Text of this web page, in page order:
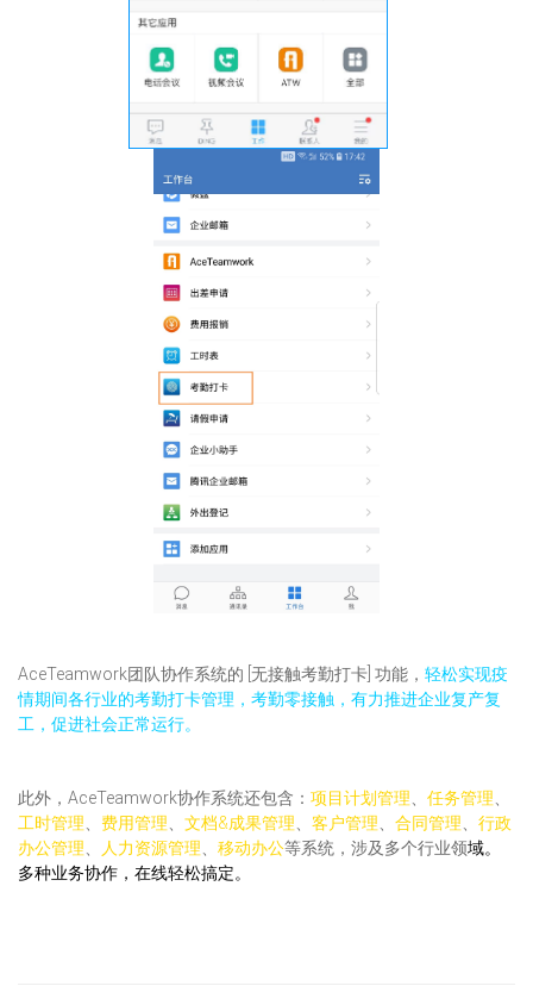
AceTeamwork团队协作系统的 [无接触考勤打卡] 功能， 轻松实现疫
情期间各行业的考勤打卡管理，考勤零接触，有力推进企业复产复
工，促进社会正常运行。
此外，AceTeamwork协作系统还包含： 项目计划管理 任务管理
工时管理
费用管理 文档&成果管理 客户管理 合同管理
行政
办公管理
人力资源管理 移动办公等系统，涉及多个行业领域。
多种业务协作，在线轻松搞定。